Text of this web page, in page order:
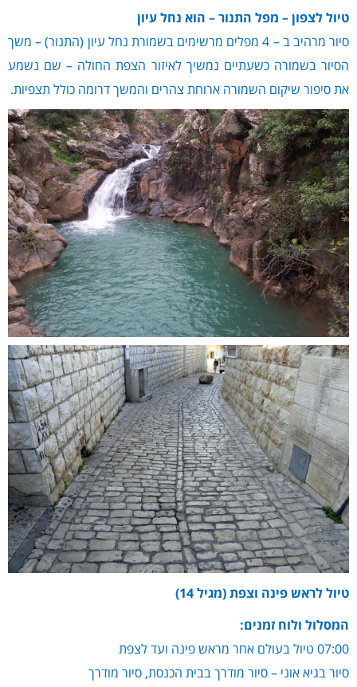
טיול לצפון – מפל התנור – הוא נחל עיון
סיור מרהיב ב – 4 מפלים מרשימים בשמורת נחל עיון (התנור) – משך
הסיור בשמורה כשעתיים נמשיך לאיזור הצפת החולה – שם נשמע
את סיפור שיקום השמורה ארוחת צהרים והמשך דרומה כולל תצפיות.
טיול לראש פינה וצפת (מגיל 14)
המסלול ולוח זמנים:
07:00 טיול בעולם אחר מראש פינה ועד לצפת
סיור בגיא אוני – סיור מודרך בבית הכנסת, סיור מודרך